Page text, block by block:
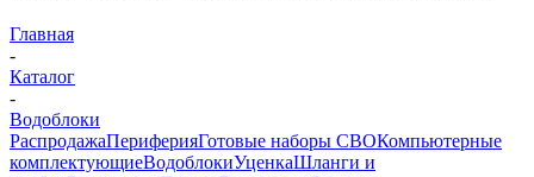
Главная
-
Каталог
-
Водоблоки
РаспродажаПериферияГотовые наборы СВОКомпьютерные
комплектующиеВодоблокиУценкаШланги и